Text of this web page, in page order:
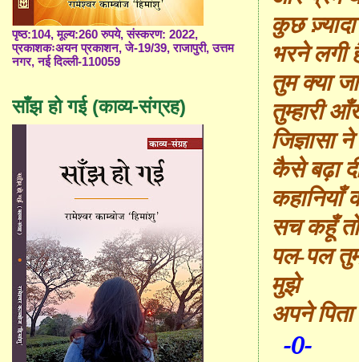
कुछ ज़्यादा
भरने लगी
तुम क्या
तुम्हारी
जिज्ञासा ने
कैसे बढ़ा
कहानियाँ
सच कहूँ तो
पल-पल तुम
मुझे
अपने
-0-
पृष्ठ:104, मूल्य:260 रुपये, संस्करण: 2022,
प्रकाशकःअयन प्रकाशन, जे-19/39, राजापुरी, उत्तम
नगर, नई दिल्ली-110059
साँझ हो गई (काव्य-संग्रह)